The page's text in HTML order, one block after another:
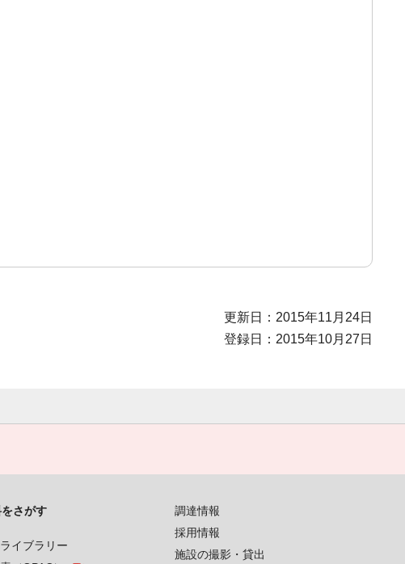
更新日：2015年11月24日
登録日：2015年10月27日
さがす
イブラリー
調達情報
採用情報
施設の撮影・貸出